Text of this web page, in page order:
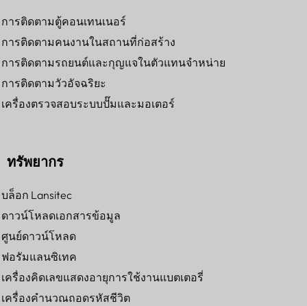
การติดตามตู้คอนเทนเนอร์
การติดตามคนงานในสถานที่ก่อสร้าง
การติดตามรถยนต์และกุญแจในตัวแทนจำหน่าย
การติดตามวัวอัจฉริยะ
เครื่องตรวจสอบระบบปั๊มและมอเตอร์
ทรัพยากร
บล็อก Lansitec
ดาวน์โหลดเอกสารข้อมูล
ศูนย์ดาวน์โหลด
ฟอรัมแลนซิเทค
เครื่องคิดเลขแสดงอายุการใช้งานแบตเตอรี่
เครื่องคำนวณถอดรหัสชีวิต